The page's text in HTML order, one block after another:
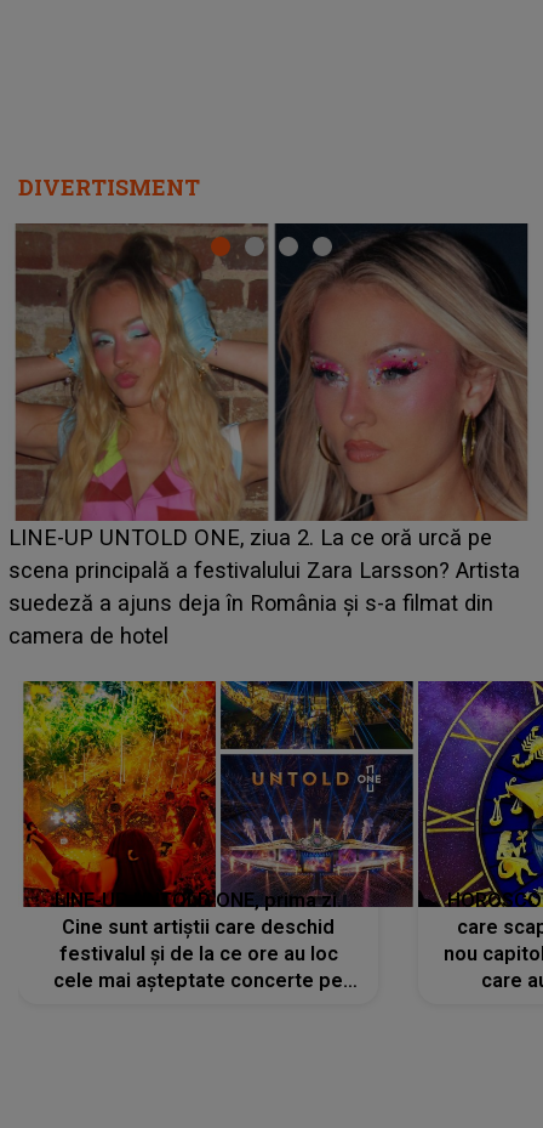
DIVERTISMENT
Ce a dezvăluit noua concurentă din "Casa Iubirii" l-a
luat prin surprindere pe Emanuel. CINE ESTE
BĂIATUL VIZAT de Alexandra?! Aflându-se în fața
faptului împlinit, A RECUNOSCUT IMEDIAT: "Am
LINE-UP UNTOLD ONE, prima zi.
Cine sunt artiștii care deschid
festivalul și de la ce ore au loc
cele mai așteptate concerte pe
care
nou
care